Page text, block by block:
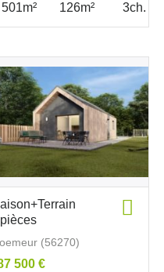
501m² 126m² 3ch.
(56270)
500 €